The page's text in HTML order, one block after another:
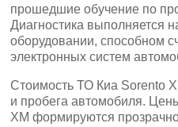
прошедшие обучение по
Диагностика выполняется
оборудовании, способном
электронных систем
Стоимость ТО Киа Sorento
и пробега автомобиля.
XM формируются